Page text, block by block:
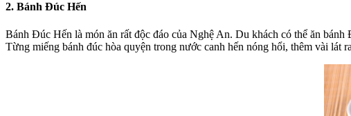
2. Bánh Đúc Hến
Bánh Đúc Hến là món ăn rất độc đáo của Nghệ An. Du khách có thể ăn
Từng miếng bánh đúc hòa quyện trong nước canh hến nóng hổi, thêm vài lát